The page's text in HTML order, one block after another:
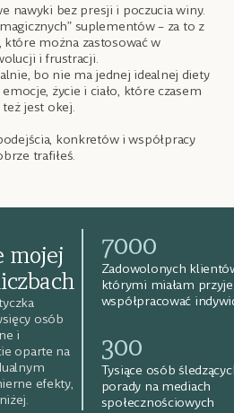
nawyki bez presji i poczucia winy.
suplementów – za to z
można zastosować w
i frustracji.
bo nie ma jednej idealnej diety
życie i ciało, które czasem
jest okej.
konkretów i współpracy
trafiłeś.
mojej
osób
i
oparte na
efekty,
7000
Zadowolonych
którymi miałam
współpracować
300
Tysiące osób
porady na mediach
społecznościowych